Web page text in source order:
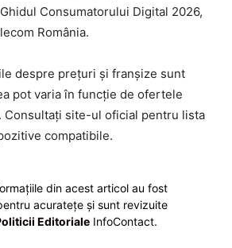
Consumatorului Digital 2026,
România.
despre prețuri și franșize sunt
pot varia în funcție de ofertele
Consultați site-ul oficial pentru lista
compatibile.
din acest articol au fost
acuratețe și sunt revizuite
Editoriale InfoContact.